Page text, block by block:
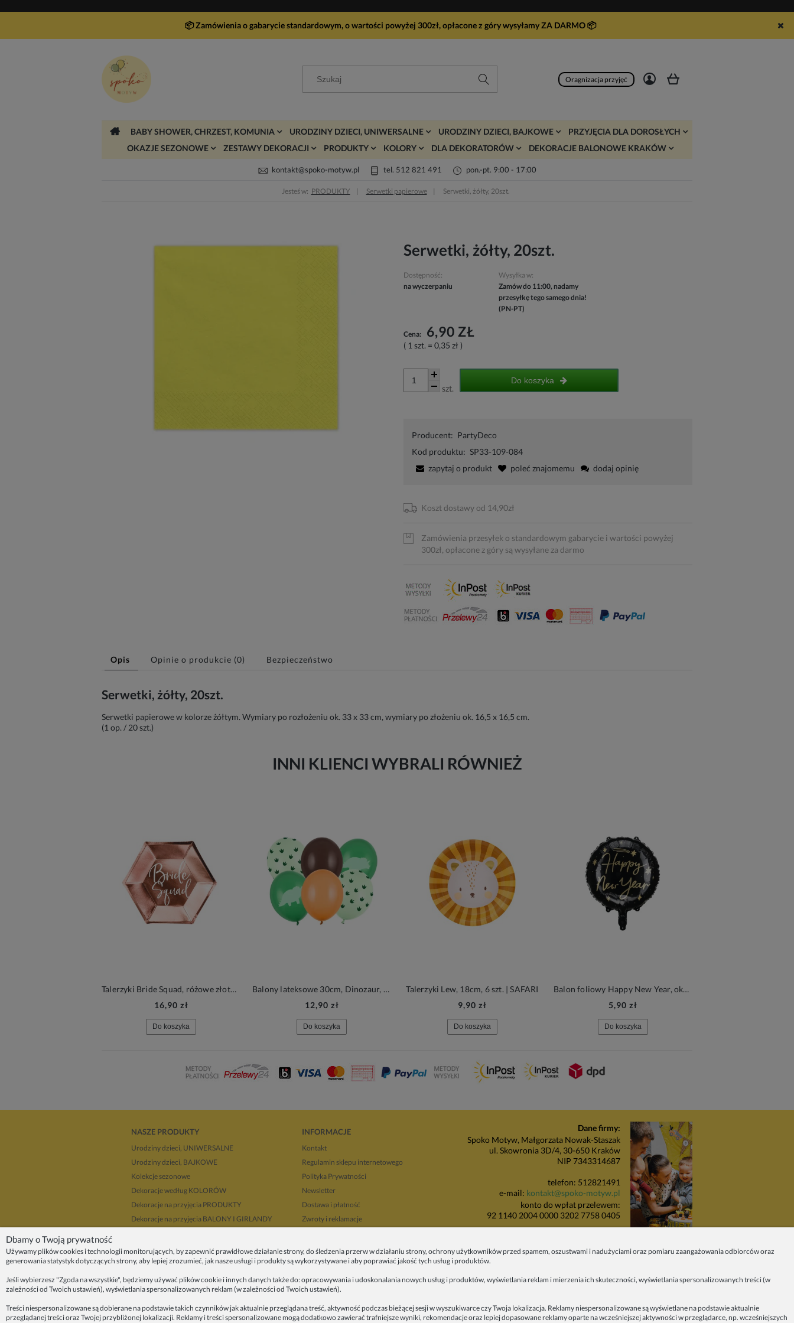
📦 Zamówienia o gabarycie standardowym, o wartości powyżej 300zł, opłacone z góry wysyłamy ZA DARMO📦
Oragnizacja przyjęć
BABY SHOWER, CHRZEST, KOMUNIA URODZINY DZIECI, UNIWERSALNE URODZINY DZIECI, BAJKOWE
PRZYJĘCIA DLA DOROSŁYCH
OKAZJE SEZONOWE
ZESTAWY DEKORACJI PRODUKTY KOLORY DLA DEKORATORÓW DEKORACJE BALONOWE KRAKÓW
kontakt@spoko-motyw.pl tel. 512 821 491 pon.-pt. 9:00 - 17:00
Jesteś w: PRODUKTY Serwetki papierowe Serwetki, żółty, 20szt.
Serwetki, żółty, 20szt.
Dostępność:
na wyczerpaniu
Wysyłka w:
Zamów do 11:00, nadamy
przesyłkę tego samego dnia!
(PN-PT)
Cena: 6,90 ZŁ
( 1 szt. = 0,35 zł )
szt.
Do koszyka
Producent: PartyDeco
Kod produktu: SP33-109-084
zapytaj o produkt
poleć znajomemu dodaj opinię
Koszt dostawy od 14,90zł
Zamówienia przesyłek o standardowym gabarycie i wartości powyżej
300zł, opłacone z góry są wysyłane za darmo
Opis Opinie o produkcie (0) Bezpieczeństwo
Serwetki, żółty, 20szt.
Serwetki papierowe w kolorze żółtym. Wymiary po rozłożeniu ok. 33 x 33 cm, wymiary po złożeniu ok. 16,5 x 16,5 cm.
(1 op. / 20 szt.)
INNI KLIENCI WYBRALI RÓWNIEŻ
Talerzyki Bride Squad, różowe złoto, 6 szt. | WIECZÓR PANIEŃSKI
16,90 zł
Do koszyka
Balony lateksowe 30cm, Dinozaur, mix 6szt.
12,90 zł
Do koszyka
Talerzyki Lew, 18cm, 6 szt. | SAFARI
9,90 zł
Do koszyka
Balon foliowy Happy New Year, okrągły, czarny | SYLWESTER
5,90 zł
Do koszyka
NASZE PRODUKTY
Urodziny dzieci, UNIWERSALNE
Urodziny dzieci, BAJKOWE
Kolekcje sezonowe
Dekoracje według KOLORÓW
Dekoracje na przyjęcia PRODUKTY
Dekoracje na przyjęcia BALONY I GIRLANDY
Upominki i prezenty
Dekoracje balonowe KRAKÓW
Zleć organizację przyjęcia
INFORMACJE
Kontakt
Regulamin sklepu internetowego
Polityka Prywatności
Newsletter
Dostawa i płatność
Zwroty i reklamacje
Regulaminy promocji
ZAINSPIRUJ SIĘ!
Dane firmy:
Spoko Motyw, Małgorzata Nowak-Staszak
ul. Skowronia 3D/4, 30-650 Kraków
NIP 7343314687
telefon: 512821491
e-mail: kontakt@spoko-motyw.pl
konto do wpłat przelewem:
92 1140 2004 0000 3202 7758 0405
Pracownia Spoko Motyw
ul. Wadowicka 8i (za szlabanem, wejście z
społecznościowych!
Dbamy o Twoją prywatność
Używamy plików cookies i technologii monitorujących, by zapewnić prawidłowe działanie strony, do śledzenia przerw w działaniu strony, ochrony użytkowników przed spamem, oszustwami i nadużyciami oraz pomiaru zaangażowania odbiorców oraz
generowania statystyk dotyczących strony, aby lepiej zrozumieć, jak nasze usługi i produkty są wykorzystywane i aby poprawiać jakość tych usług i produktów.
Jeśli wybierzesz "Zgoda na wszystkie", będziemy używać plików cookie i innych danych także do: opracowywania i udoskonalania nowych usług i produktów, wyświetlania reklam i mierzenia ich skuteczności, wyświetlania spersonalizowanych treści (w
zależności od Twoich ustawień), wyświetlania spersonalizowanych reklam (w zależności od Twoich ustawień).
Treści niespersonalizowane są dobierane na podstawie takich czynników jak aktualnie przeglądana treść, aktywność podczas bieżącej sesji w wyszukiwarce czy Twoja lokalizacja. Reklamy niespersonalizowane są wyświetlane na podstawie aktualnie
przeglądanej treści oraz Twojej przybliżonej lokalizacji. Reklamy i treści spersonalizowane mogą dodatkowo zawierać trafniejsze wyniki, rekomendacje oraz lepiej dopasowane reklamy oparte na wcześniejszej aktywności w przeglądarce, np. wcześniejszych